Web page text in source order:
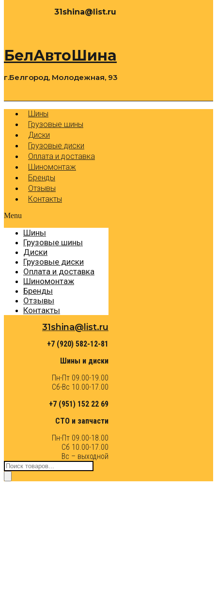
31shina@list.ru
БелАвтоШина
г.Белгород, Молодежная, 93
Шины
Грузовые шины
Диски
Грузовые диски
Оплата и доставка
Шиномонтаж
Бренды
Отзывы
Контакты
Menu
Шины
Грузовые шины
Диски
Грузовые диски
Оплата и доставка
Шиномонтаж
Бренды
Отзывы
Контакты
31shina@list.ru
+7 (920) 582-12-81
Шины и диски
Пн-Пт 09.00-19.00
Сб-Вс 10.00-17.00
+7 (951) 152 22 69
СТО и запчасти
Пн-Пт 09.00-18.00
Сб 10.00-17.00
Вс – выходной
Поиск
товаров